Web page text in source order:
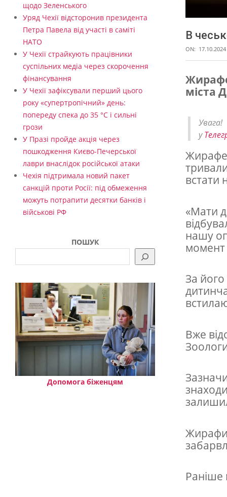
В
ON: 17.10.2024
В
с
ь
к
м
у
з
о
о
п
а
к
у
а
р
д
и
о
міста
у
встати
«Мати
нашу
момент
За
Вже
Жирафи
Раніше
щодо Зеленського
Уряд Чехії відсторонив президента
Петра Павела від участі в саміті
НАТО
У Чехії страйкують працівники
суспільних медіа через скорочення
фінансування
У Чехії зафіксували перший цього
року «супертропічний» день:
попереду спека до 35 °C і сильні
грози
У Празі пройде акція через
пошкодження Києво-Печерської
лаври внаслідок російської атаки
Чехія підтримала новий пакет
санкцій проти Росії: під обмеження
можуть потрапити десятки банків і
військові РФ
ПОШУК
Допомога біженцям